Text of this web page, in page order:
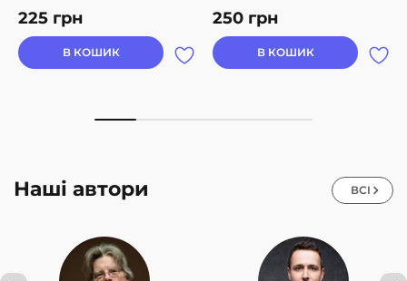
225 грн
В КОШИК
250 грн
В КОШИК
Наші автори ВСІ